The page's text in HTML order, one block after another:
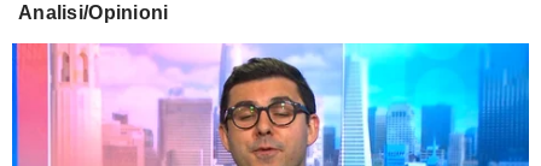
Analisi/Opinioni